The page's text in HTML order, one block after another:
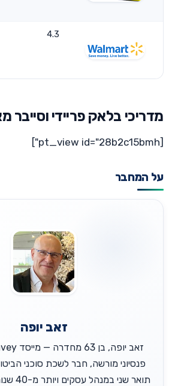
4.3
מדריכי בלאק פריידי וסייבר
[pt_view id="28b2c15bmh"]
על המחבר
זאב יופה
פנסיוני מורשה, חבר לשכת סוכני
תואר